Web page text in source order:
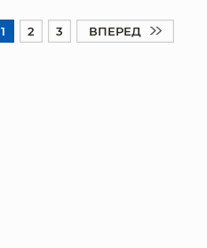
1 2 3 ВПЕРЕД